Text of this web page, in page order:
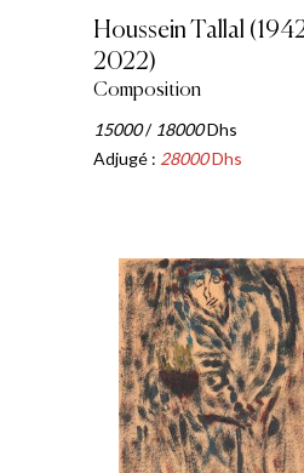
Houssein Tallal
2022)
Composition
15000/ 18000Dhs
Adjugé : 28000Dhs